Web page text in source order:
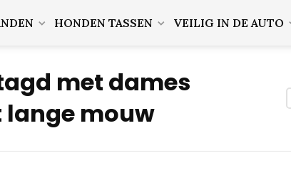
HONDEN TASSEN VEILIG IN DE AUTO
met dames
mouw